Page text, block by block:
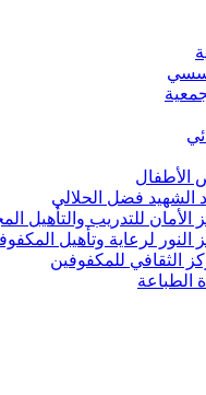
الأطفال
الشهيد فضل الحلالي
الأمان للتدريب والتأهيل
النور لرعاية وتأهيل
الثقافي للمكفوفين
الطباعة